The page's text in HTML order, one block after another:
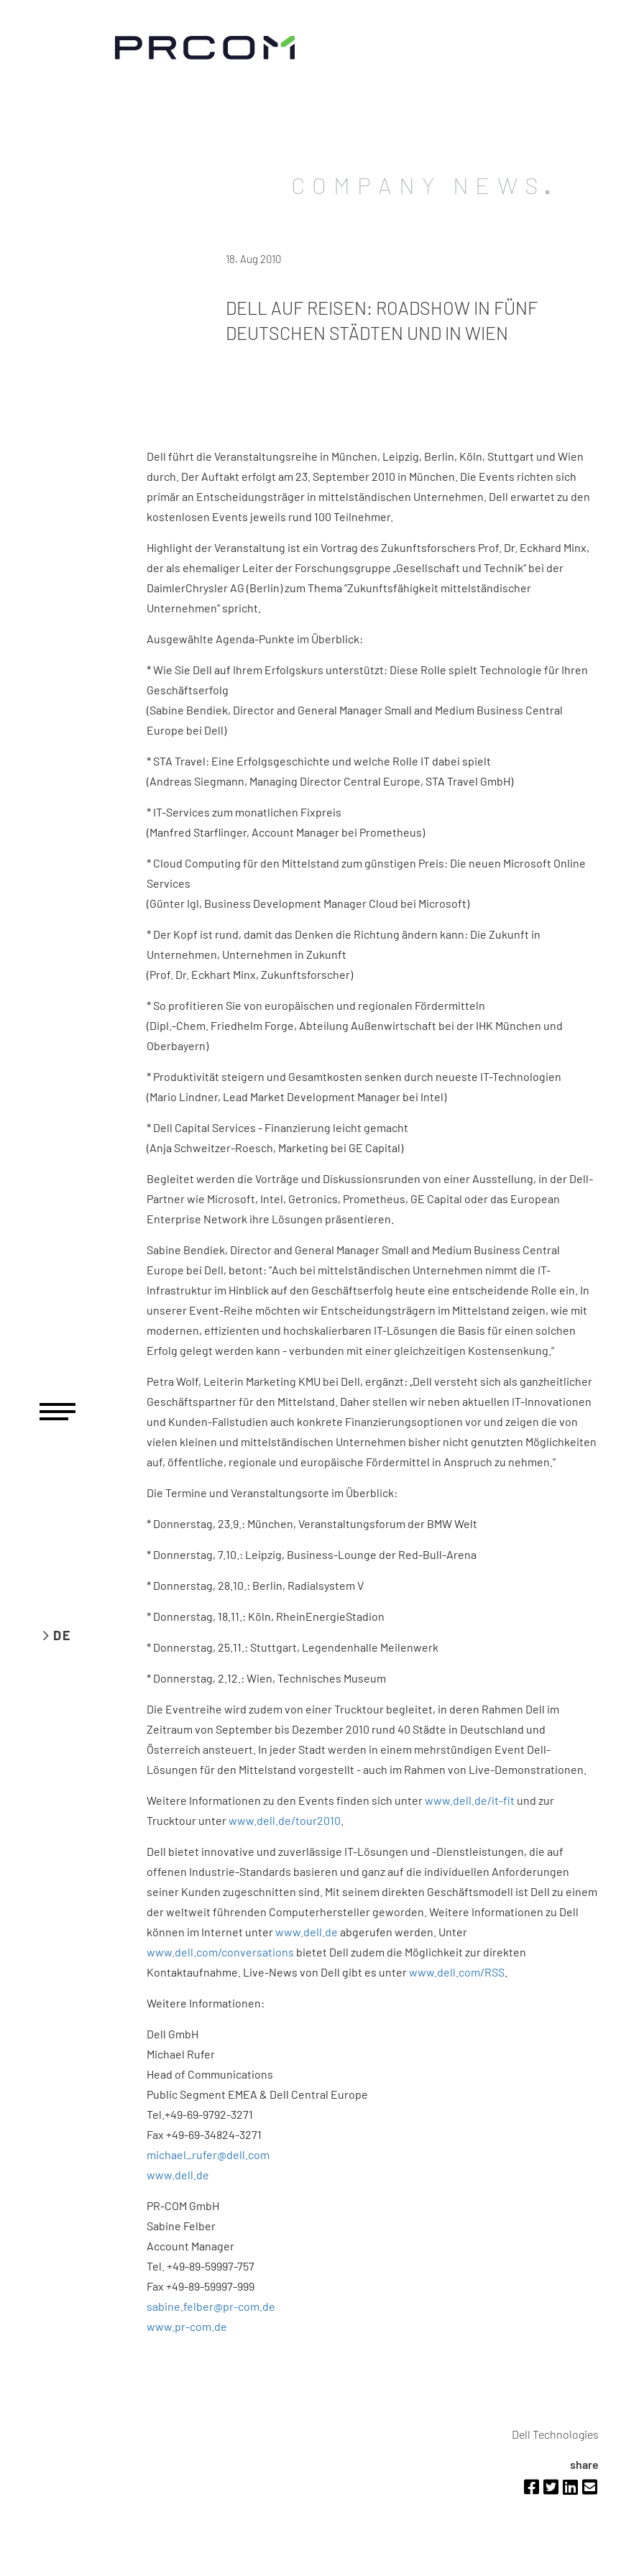
DE
COMPANY NEWS
18. Aug 2010
DELL AUF REISEN: ROADSHOW IN FÜNF
DEUTSCHEN STÄDTEN UND IN WIEN
Dell führt die Veranstaltungsreihe in München, Leipzig, Berlin, Köln, Stuttgart und Wien
durch. Der Auftakt erfolgt am 23. September 2010 in München. Die Events richten sich
primär an Entscheidungsträger in mittelständischen Unternehmen. Dell erwartet zu den
kostenlosen Events jeweils rund 100 Teilnehmer.
Highlight der Veranstaltung ist ein Vortrag des Zukunftsforschers Prof. Dr. Eckhard Minx,
der als ehemaliger Leiter der Forschungsgruppe „Gesellschaft und Technik“ bei der
DaimlerChrysler AG (Berlin) zum Thema ”Zukunftsfähigkeit mittelständischer
Unternehmen” spricht.
Ausgewählte Agenda-Punkte im Überblick:
* Wie Sie Dell auf Ihrem Erfolgskurs unterstützt: Diese Rolle spielt Technologie für Ihren
Geschäftserfolg
(Sabine Bendiek, Director and General Manager Small and Medium Business Central
Europe bei Dell)
* STA Travel: Eine Erfolgsgeschichte und welche Rolle IT dabei spielt
(Andreas Siegmann, Managing Director Central Europe, STA Travel GmbH)
* IT-Services zum monatlichen Fixpreis
(Manfred Starflinger, Account Manager bei Prometheus)
* Cloud Computing für den Mittelstand zum günstigen Preis: Die neuen Microsoft Online
Services
(Günter Igl, Business Development Manager Cloud bei Microsoft)
* Der Kopf ist rund, damit das Denken die Richtung ändern kann: Die Zukunft in
Unternehmen, Unternehmen in Zukunft
(Prof. Dr. Eckhart Minx, Zukunftsforscher)
* So profitieren Sie von europäischen und regionalen Fördermitteln
(Dipl.-Chem. Friedhelm Forge, Abteilung Außenwirtschaft bei der IHK München und
Oberbayern)
* Produktivität steigern und Gesamtkosten senken durch neueste IT-Technologien
(Mario Lindner, Lead Market Development Manager bei Intel)
* Dell Capital Services - Finanzierung leicht gemacht
(Anja Schweitzer-Roesch, Marketing bei GE Capital)
Begleitet werden die Vorträge und Diskussionsrunden von einer Ausstellung, in der Dell-
Partner wie Microsoft, Intel, Getronics, Prometheus, GE Capital oder das European
Enterprise Network ihre Lösungen präsentieren.
Sabine Bendiek, Director and General Manager Small and Medium Business Central
Europe bei Dell, betont: ”Auch bei mittelständischen Unternehmen nimmt die IT-
Infrastruktur im Hinblick auf den Geschäftserfolg heute eine entscheidende Rolle ein. In
unserer Event-Reihe möchten wir Entscheidungsträgern im Mittelstand zeigen, wie mit
modernen, effizienten und hochskalierbaren IT-Lösungen die Basis für einen solchen
Erfolg gelegt werden kann - verbunden mit einer gleichzeitigen Kostensenkung.”
Petra Wolf, Leiterin Marketing KMU bei Dell, ergänzt: „Dell versteht sich als ganzheitlicher
Geschäftspartner für den Mittelstand. Daher stellen wir neben aktuellen IT-Innovationen
und Kunden-Fallstudien auch konkrete Finanzierungsoptionen vor und zeigen die von
vielen kleinen und mittelständischen Unternehmen bisher nicht genutzten Möglichkeiten
auf, öffentliche, regionale und europäische Fördermittel in Anspruch zu nehmen.”
Die Termine und Veranstaltungsorte im Überblick:
* Donnerstag, 23.9.: München, Veranstaltungsforum der BMW Welt
* Donnerstag, 7.10.: Leipzig, Business-Lounge der Red-Bull-Arena
* Donnerstag, 28.10.: Berlin, Radialsystem V
* Donnerstag, 18.11.: Köln, RheinEnergieStadion
* Donnerstag, 25.11.: Stuttgart, Legendenhalle Meilenwerk
* Donnerstag, 2.12.: Wien, Technisches Museum
Die Eventreihe wird zudem von einer Trucktour begleitet, in deren Rahmen Dell im
Zeitraum von September bis Dezember 2010 rund 40 Städte in Deutschland und
Österreich ansteuert. In jeder Stadt werden in einem mehrstündigen Event Dell-
Lösungen für den Mittelstand vorgestellt - auch im Rahmen von Live-Demonstrationen.
Weitere Informationen zu den Events finden sich unterwww.dell.de/it-fit und zur
Trucktour unterwww.dell.de/tour2010
Dell bietet innovative und zuverlässige IT-Lösungen und -Dienstleistungen, die auf
offenen Industrie-Standards basieren und ganz auf die individuellen Anforderungen
seiner Kunden zugeschnitten sind. Mit seinem direkten Geschäftsmodell ist Dell zu einem
der weltweit führenden Computerhersteller geworden. Weitere Informationen zu Dell
können im Internet unterwww.dell.de abgerufen werden. Unter
www.dell.com/conversations bietet Dell zudem die Möglichkeit zur direkten
Kontaktaufnahme. Live-News von Dell gibt es unterwww.dell.com/RSS.
Weitere Informationen:
Dell GmbH
Michael Rufer
Head of Communications
Public Segment EMEA & Dell Central Europe
Tel.+49-69-9792-3271
Fax +49-69-34824-3271
michael_rufer@dell.com
www.dell.de
PR-COM GmbH
Sabine Felber
Account Manager
Tel. +49-89-59997-757
Fax +49-89-59997-999
sabine.felber@pr-com.de
www.pr-com.de
Dell Technologies
share